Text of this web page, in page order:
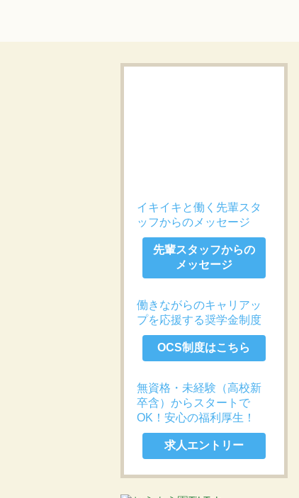
イキイキと働く先輩スタ
ッフからのメッセージ
先輩スタッフからの
メッセージ
働きながらのキャリアッ
プを応援する奨学金制度
OCS制度はこちら
無資格・未経験（高校新
卒含）からスタートで
OK！安心の福利厚生！
求人エントリー